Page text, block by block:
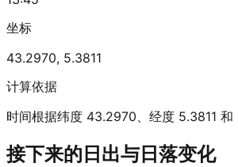
坐标
43.2970, 5.3811
计算依据
时间根据纬度 43.2970、经度 5.3811
接下来的日出与日落变化